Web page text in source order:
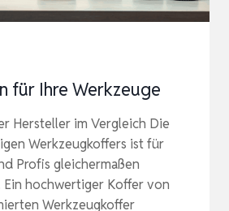
für Ihre Werkzeuge
Hersteller im Vergleich Die
Werkzeugkoffers ist für
Profis gleichermaßen
hochwertiger Koffer von
Werkzeugkoffer